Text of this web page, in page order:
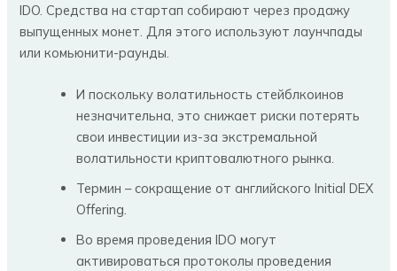
IDO. Средства на стартап собирают через продажу
выпущенных монет. Для этого используют лаунчпады
или комьюнити-раунды.
И поскольку волатильность стейблкоинов
незначительна, это снижает риски потерять
свои инвестиции из-за экстремальной
волатильности криптовалютного рынка.
Термин – сокращение от английского Initial DEX
Offering.
Во время проведения IDO могут
активироваться протоколы проведения